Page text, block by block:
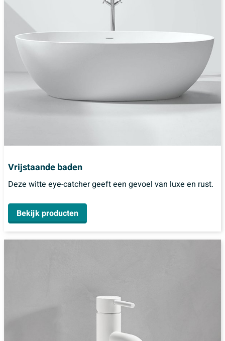
Vrijstaande baden
Deze witte eye-catcher geeft een gevoel van luxe en rust.
Bekijk producten